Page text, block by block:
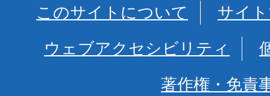
このサイトについて
サイ
ウェブアクセシビリティ
著作権・免責